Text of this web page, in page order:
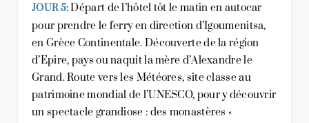
JOUR 5: Départ de l’hôtel tôt le matin en autocar
pour prendre le ferry en direction d’Igoumenitsa,
en Grèce Continentale. Découverte de la région
d’Epire, pays ou naquit la mère d’Alexandre le
Grand. Route vers les Météores, site classe au
patrimoine mondial de l’UNESCO, pour y découvrir
un spectacle grandiose : des monastères «